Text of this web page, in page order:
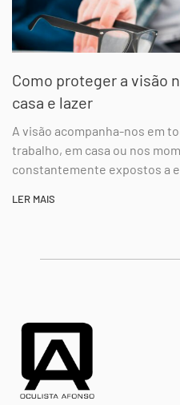
Como proteger a visão
casa e lazer
A visão acompanha-nos em
trabalho, em casa ou nos
constantemente expostos a
LER MAIS